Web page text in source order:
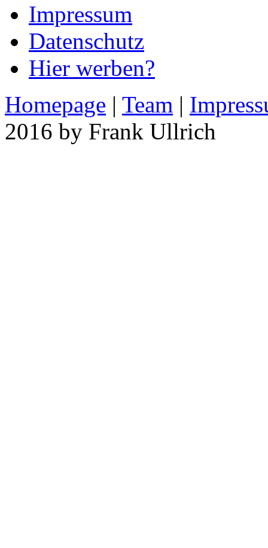
Impressum
Datenschutz
Hier werben?
Homepage | Team |
2016 by Frank Ullrich